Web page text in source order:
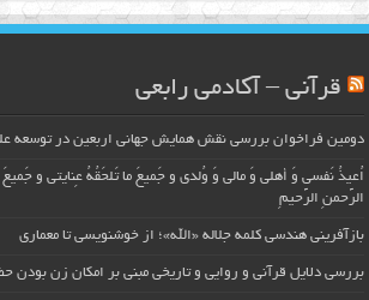
قرآنی – آکادمی رابعی
دومین فراخوان بررسی نقش همایش جهانی اربعین در توسعه
اُعیذُ نَفسی وَ أهلی وَ مالی وَ وُلدی و جَمیعَ ما تَلحَقُهُ عِنایتی و
الرَّحمنِ الرَّحیمِ
بازآفرینی هندسی کلمه جلاله «الله»؛ از خوشنویسی تا معماری
بررسی دلایل قرآنی و روایی و تاریخی مبنی بر امکان زن